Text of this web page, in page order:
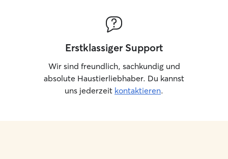
Erstklassiger Support
Wir sind freundlich, sachkundig und
absolute Haustierliebhaber. Du kannst
uns jederzeit kontaktieren.